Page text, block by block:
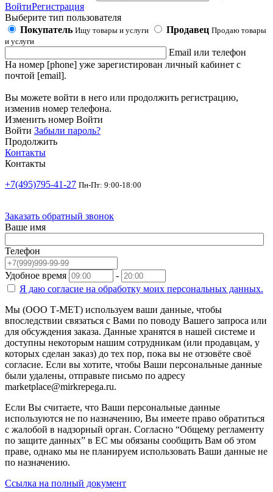
ВойтиРегистрация
Выберите тип пользователя
Покупатель Ищу товары и услуги Продавец Продаю товары
и услуги
Email или телефон
На номер [phone] уже зарегистирован личный кабинет с
почтой [email].
Вы можете войти в него или продолжить регистрацию,
изменив номер телефона.
Изменить номер Войти
Войти Забыли пароль?
Продолжить
Контакты
Контакты
+7(495)795-41-27 Пн-Пт: 9:00-18:00
Заказать обратный звонок
Ваше имя
Телефон
Удобное время
-
Я даю согласие на обработку моих персональных данных.
Мы (ООО Т-МЕТ) используем ваши данные, чтобы
впоследствии связаться с Вами по поводу Вашего запроса или
для обсуждения заказа. Данные хранятся в нашей системе и
доступны некоторым нашим сотрудникам (или продавцам, у
которых сделан заказ) до тех пор, пока вы не отзовёте своё
согласие. Если вы хотите, чтобы Ваши персональные данные
были удалены, отправьте письмо по адресу
marketplace@mirkrepega.ru.
Если Вы считаете, что Ваши персональные данные
используются не по назначению, Вы имеете право обратиться
с жалобой в надзорный орган. Согласно “Общему регламенту
по защите данных” в ЕС мы обязаны сообщить Вам об этом
праве, однако мы не планируем использовать Ваши данные не
по назначению.
Ссылка на полный документ